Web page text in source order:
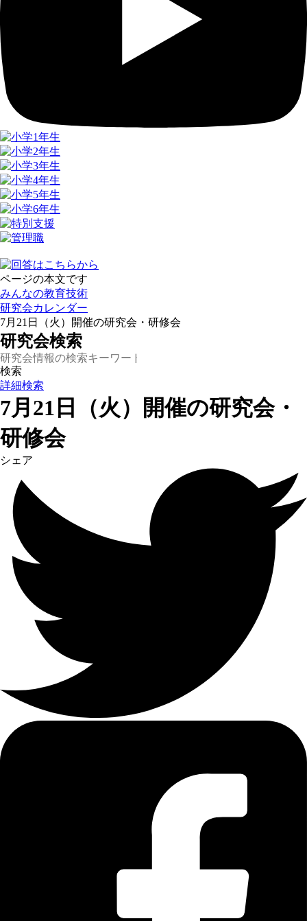
ページの本文です
みんなの教育技術
研究会カレンダー
7月21日（火）開催の研究会・研修会
研究会検索
詳細検索
7月21日（火）開催の研究会・
研修会
シェア